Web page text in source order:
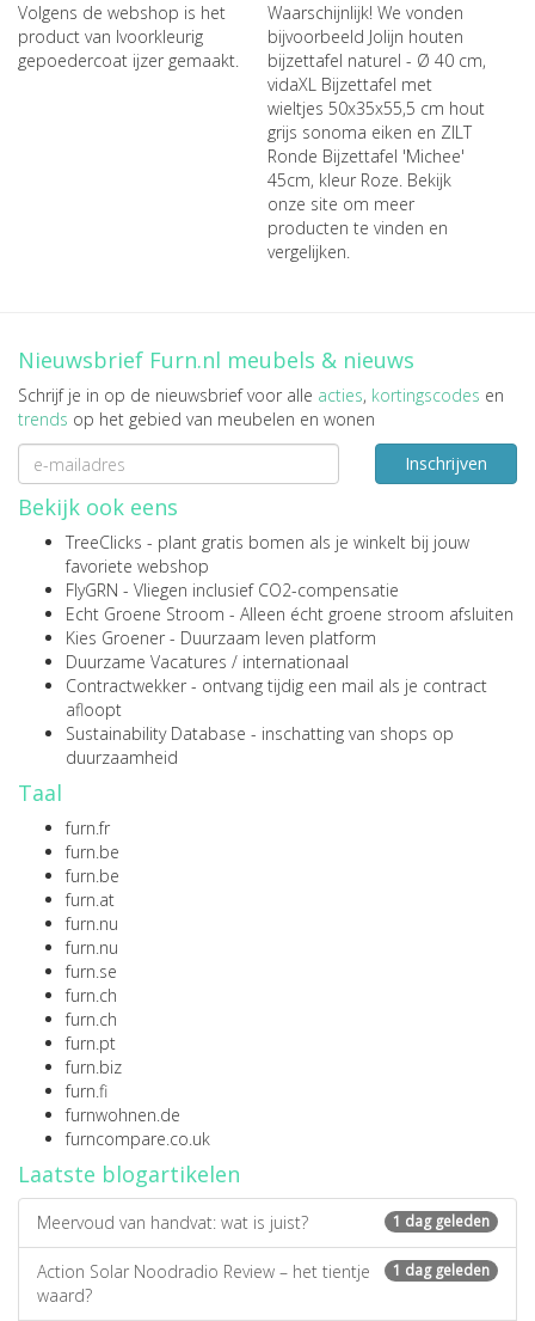
Volgens de webshop is het
product van Ivoorkleurig
gepoedercoat ijzer gemaakt.
Waarschijnlijk! We vonden
bijvoorbeeld Jolijn houten
bijzettafel naturel - Ø 40 cm,
vidaXL Bijzettafel met
wieltjes 50x35x55,5 cm hout
grijs sonoma eiken en ZILT
Ronde Bijzettafel 'Michee'
45cm, kleur Roze. Bekijk
onze site om meer
producten te vinden en
vergelijken.
Nieuwsbrief Furn.nl meubels & nieuws
Schrijf je in op de nieuwsbrief voor alle acties, kortingscodes en
trends op het gebied van meubelen en wonen
Inschrijven
Bekijk ook eens
TreeClicks - plant gratis bomen als je winkelt bij jouw
favoriete webshop
FlyGRN - Vliegen inclusief CO2-compensatie
Echt Groene Stroom - Alleen écht groene stroom afsluiten
Kies Groener - Duurzaam leven platform
Duurzame Vacatures / internationaal
Contractwekker - ontvang tijdig een mail als je contract
afloopt
Sustainability Database - inschatting van shops op
duurzaamheid
Taal
furn.fr
furn.be
furn.be
furn.at
furn.nu
furn.nu
furn.se
furn.ch
furn.ch
furn.pt
furn.biz
furn.fi
furnwohnen.de
furncompare.co.uk
Laatste blogartikelen
1 dag geleden
Meervoud van handvat: wat is juist?
1 dag geleden
Action Solar Noodradio Review – het tientje
waard?